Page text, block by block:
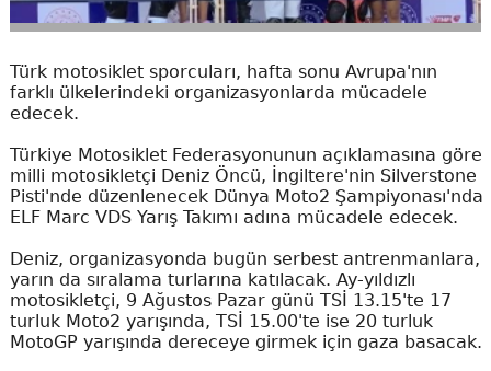
Türk motosiklet sporcuları, hafta sonu Avrupa'nın
farklı ülkelerindeki organizasyonlarda mücadele
edecek.
Türkiye Motosiklet Federasyonunun açıklamasına göre
milli motosikletçi Deniz Öncü, İngiltere'nin Silverstone
Pisti'nde düzenlenecek Dünya Moto2 Şampiyonası'nda
ELF Marc VDS Yarış Takımı adına mücadele edecek.
Deniz, organizasyonda bugün serbest antrenmanlara,
yarın da sıralama turlarına katılacak. Ay-yıldızlı
motosikletçi, 9 Ağustos Pazar günü TSİ 13.15'te 17
turluk Moto2 yarışında, TSİ 15.00'te ise 20 turluk
MotoGP yarışında dereceye girmek için gaza basacak.